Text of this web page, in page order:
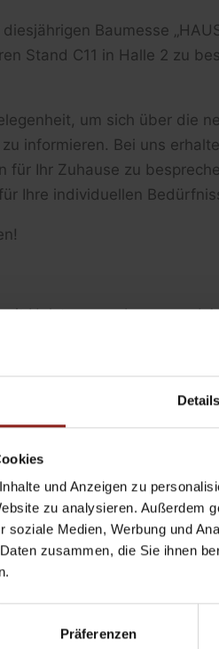
Details
und Anzeigen zu
zu analysieren. Außerdem
soziale Medien, Werbung und
zusammen, die Sie ihnen
Präferenzen
Baumesse
Stand C11 in Halle 2 zu
um sich über die
informieren. Bei uns
Ihr Zuhause zu
Ihre individuellen
Holztreppen, Innen- und
Realisierungen auf
bewährter
Kunden das Aussehen
und der Ausführung des
und effiziente